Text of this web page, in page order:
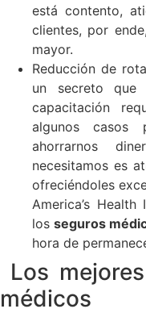
está contento,
clientes, por
mayor.
Reducción de
un secreto que
capacitación
algunos casos
ahorrarnos
necesitamos es
ofreciéndoles
America’s
losseguros
hora de
Los
médicos